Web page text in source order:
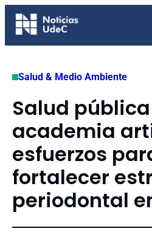
Saltar
Salud & Medio Ambiente
Salud
academia
esfuerzos
fortalecer
periodontal